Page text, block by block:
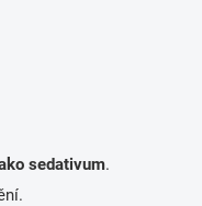
sedativum.